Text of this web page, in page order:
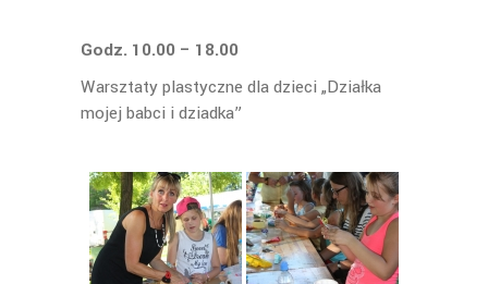
Godz. 10.00 – 18.00
Warsztaty plastyczne dla dzieci „Działka
mojej babci i dziadka”